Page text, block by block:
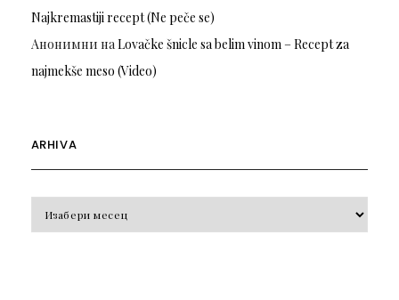
Najkremastiji recept (Ne peče se)
Анонимни наLovačke šnicle sa belim vinom – Recept za
najmekše meso (Video)
ARHIVA